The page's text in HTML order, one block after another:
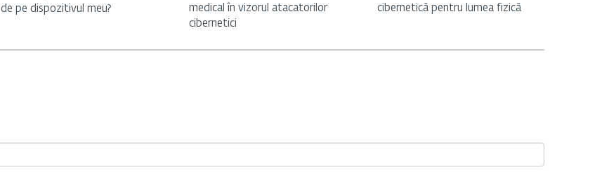
de pe dispozitivul meu?
medical în vizorul atacatorilor
cibernetici
cibernetică pentru lumea fizică